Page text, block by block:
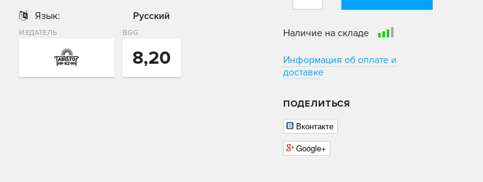
Язык:
Русский
ИЗДАТЕЛЬ BGG
8,20
Наличие на складе
Информация об оплате и
доставке
ПОДЕЛИТЬСЯ
Вконтакте
Google+